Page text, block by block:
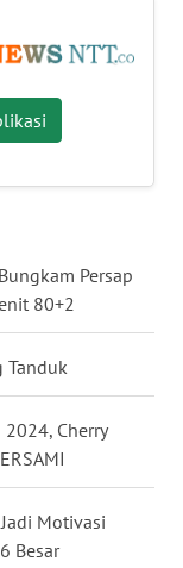
Persap
80+2
Tanduk
Cherry
Motivasi
Besar